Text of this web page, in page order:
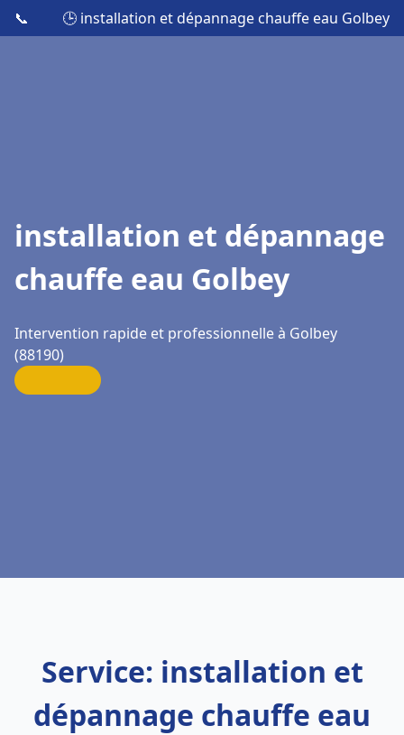
📞 🕒 installation et dépannage chauffe eau Golbey
installation et dépannage
chauffe eau Golbey
Intervention rapide et professionnelle à Golbey
(88190)
Service: installation et
dépannage chauffe eau